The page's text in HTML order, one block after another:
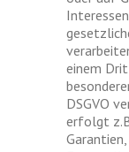
einem
DSGVO
erfolgt